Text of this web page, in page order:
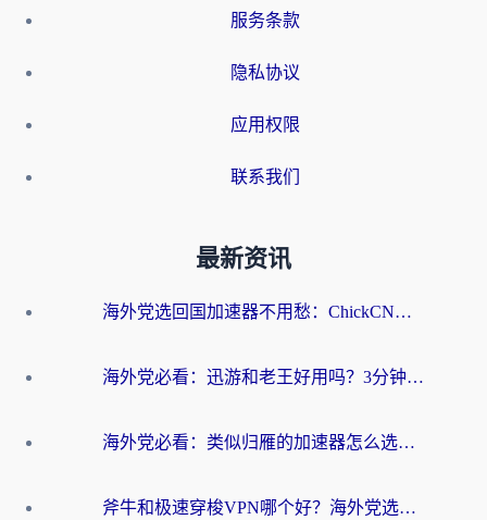
服务条款
隐私协议
应用权限
联系我们
最新资讯
海外党选回国加速器不用愁：ChickCN和洞见哪个好？一篇搞定所有疑问
海外党必看：迅游和老王好用吗？3分钟选对加速国内网络的加速器
海外党必看：类似归雁的加速器怎么选？一篇搞定无缝访问国内资源
斧牛和极速穿梭VPN哪个好？海外党选回国加速器必看的真实对比与避坑指南